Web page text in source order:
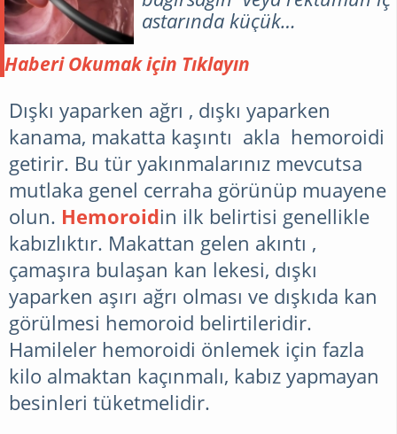
astarında küçük
yaygındır genellikle
olmaz.Bir kolon polip,
kolonun astarında oluşan
küçük bir hücre yığınıdır.
Çoğu kolon polipleri
zararsızdır. Ancak, zamanla,
bazı kolon polipleri, kolon
kanserine dönüşebilir; bu
kanser, sonraki aşamalarda
bulunduğu zaman
ölümcüldür.
Haberi Okumak için Tıklayın
Dışkı yaparken ağrı , dışkı yaparken
kanama, makatta kaşıntı akla hemoroidi
getirir. Bu tür yakınmalarınız mevcutsa
mutlaka genel cerraha görünüp muayene
olun. Hemoroidin ilk belirtisi genellikle
kabızlıktır. Makattan gelen akıntı ,
çamaşıra bulaşan kan lekesi, dışkı
yaparken aşırı ağrı olması ve dışkıda kan
görülmesi hemoroid belirtileridir.
Hamileler hemoroidi önlemek için fazla
kilo almaktan kaçınmalı, kabız yapmayan
besinleri tüketmelidir.